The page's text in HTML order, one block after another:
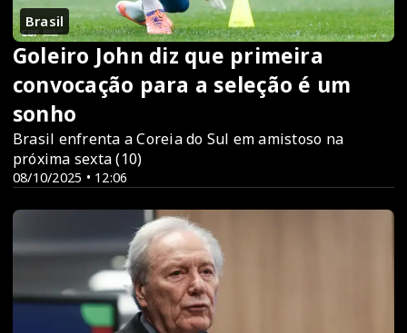
Brasil
08/10/2025 • 12:06
Goleiro John diz que primeira
convocação para a seleção é um
sonho
Brasil enfrenta a Coreia do Sul em amistoso na
próxima sexta (10)